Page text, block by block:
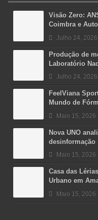
Visão Zero:
Coimbra e
Julho 24, 2026
Produção de
Laboratório
Julho 24, 2026
FeelViana
Mundo de
Maio 15, 2026
Nova UNO
desinformação
Maio 15, 2026
Casa das
Urbano em
Maio 15, 2026